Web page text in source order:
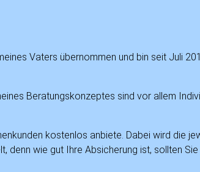
Vaters übernommen und bin seit Juli
Beratungskonzeptes sind vor allem
kostenlos anbiete. Dabei wird die
wie gut Ihre Absicherung ist, sollten